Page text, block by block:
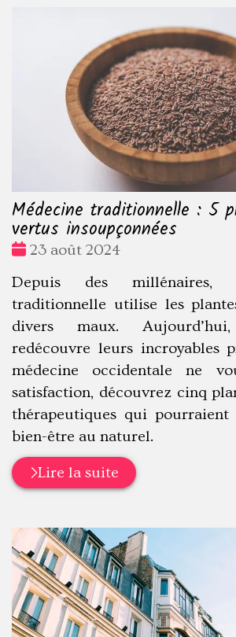
Médecine traditionnelle : 5
vertus insoupçonnées
Date
23 août 2024
Depuis des millénaires,
traditionnelle utilise les
divers maux.
redécouvre leurs incroyables
médecine occidentale ne
satisfaction, découvrez cinq
thérapeutiques qui pourraient
bien-être au naturel.
Lire la suite